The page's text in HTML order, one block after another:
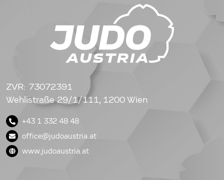
ZVR: 73072391
Wehlistraße 29/1/111, 1200 Wien
+43 1 332 48 48
office@judoaustria.at
www.judoaustria.at